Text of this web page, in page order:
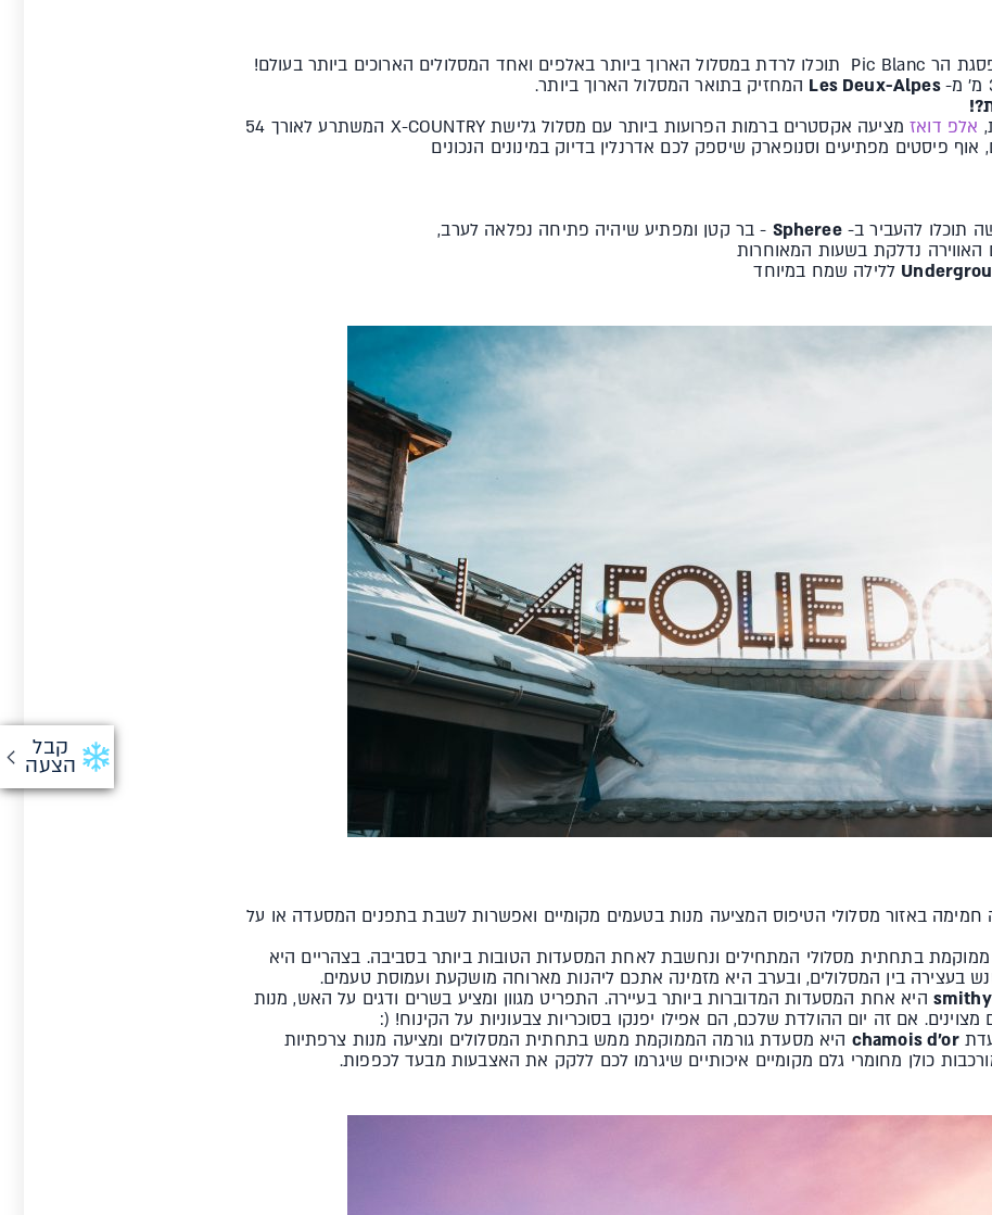
קבל
הצעה
במתחם הגלישה מעל הכפר, מפסגת הר Pic Blanc תוכלו לרדת במסלול הארוך ביותר באלפים ואחד המסלולים הארוכים ביותר בעולם!
Les Deux-Alpes
המחזיק בתואר המסלול הארוך ביותר.
אלפ דואז
מציעה אקסטרים ברמות הפרועות ביותר עם מסלול גלישת X-COUNTRY המשתרע לאורך 54
פיסטים מפתיעים וסנופארק שיספק לכם אדרנלין בדיוק במינונים הנכונים
תוכלו להעביר ב-Spheree - בר קטן ומפתיע שיהיה פתיחה נפלאה לערב,
נדלקת בשעות המאוחרות
ללילה שמח במיוחד
באזור מסלולי הטיפוס המציעה מנות בטעמים מקומיים ואפשרות לשבת בתפנים המסעדה או על
בתחתית מסלולי המתחילים ונחשבת לאחת המסעדות הטובות ביותר בסביבה. בצהריים היא
בעצירה בין המסלולים, ובערב היא מזמינה אתכם ליהנות מארוחה מושקעת ועמוסת טעמים.
היא אחת המסעדות המדוברות ביותר בעיירה. התפריט מגוון ומציע בשרים ודגים על האש, מנות
מצוינים. אם זה יום ההולדת שלכם, הם אפילו יפנקו בסוכריות צבעוניות על הקינוח! (:
chamois d'or היא מסעדת גורמה הממוקמת ממש בתחתית המסלולים ומציעה מנות צרפתיות
כולן מחומרי גלם מקומיים איכותיים שיגרמו לכם ללקק את האצבעות מבעד לכפפות.